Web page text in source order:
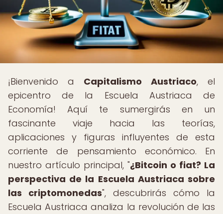
¡Bienvenido a Capitalismo Austriaco, el
epicentro de la Escuela Austriaca de
Economía! Aquí te sumergirás en un
fascinante viaje hacia las teorías,
aplicaciones y figuras influyentes de esta
corriente de pensamiento económico. En
nuestro artículo principal, "¿Bitcoin o fiat? La
perspectiva de la Escuela Austriaca sobre
las criptomonedas", descubrirás cómo la
Escuela Austriaca analiza la revolución de las